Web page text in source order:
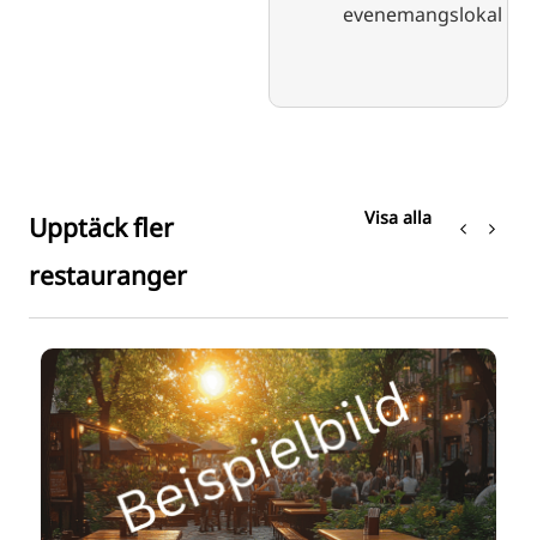
evenemangslokal
Upptäck fler
restauranger
Visa alla